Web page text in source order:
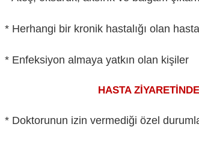
* Herhangi bir kronik hastalığı olan
* Enfeksiyon almaya yatkın olan kişiler
HASTA ZİYARETİNDE DİKKAT
* Doktorunun izin vermediği özel